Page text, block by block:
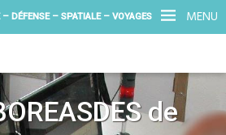
MENU
DÉFENSE – SPATIALE – VOYAGES
de